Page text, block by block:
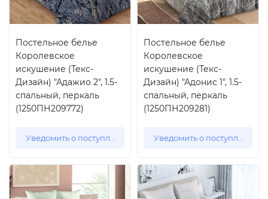
Постельное белье
Королевское
искушение (Текс-
Дизайн) "Адажио 2", 1.5-
спальный, перкаль
(1250ПН209772)
Уведомить о поступлении
Постельное белье
Королевское
искушение (Текс-
Дизайн) "Адонис 1", 1.5-
спальный, перкаль
(1250ПН209281)
Уведомить о поступлении